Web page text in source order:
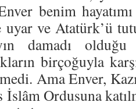
benim
uyar ve Atatürk’ü
damadı
birçoğuyla
Ama Enver,
Ordusuna